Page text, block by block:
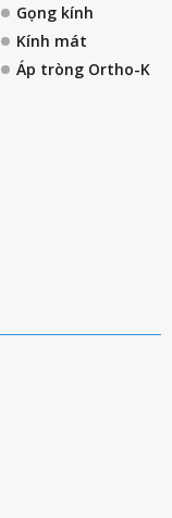
Gọng kính
Kính mát
Áp tròng Ortho-K